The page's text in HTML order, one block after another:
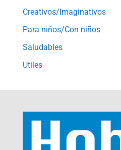
Creativos/Imaginativos
Para niños/Con niños
Saludables
Utiles